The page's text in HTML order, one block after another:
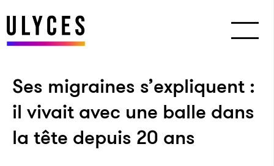
Ses migraines s’expliquent :
il vivait avec une balle dans
la tête depuis 20 ans